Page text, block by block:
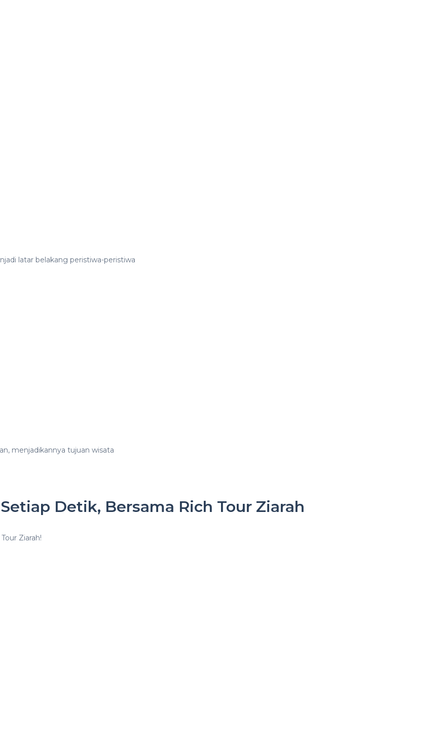
latar belakang peristiwa-peristiwa
menjadikannya tujuan wisata
Detik, Bersama Rich Tour Ziarah
Ziarah!